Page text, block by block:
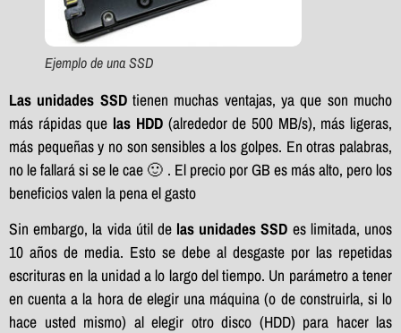
Ejemplo de una SSD
Las unidades SSDtienen muchas ventajas, ya que son mucho
más rápidas que las HDD(alrededor de 500 MB/s), más ligeras,
más pequeñas y no son sensibles a los golpes. En otras palabras,
no le fallará si se le cae 🙂 . El precio por GB es más alto, pero los
beneficios valen la pena el gasto
Sin embargo, la vida útil de las unidades SSD es limitada, unos
10 años de media. Esto se debe al desgaste por las repetidas
escrituras en la unidad a lo largo del tiempo. Un parámetro a tener
en cuenta a la hora de elegir una máquina (o de construirla, si lo
hace usted mismo) al elegir otro disco (HDD) para hacer las